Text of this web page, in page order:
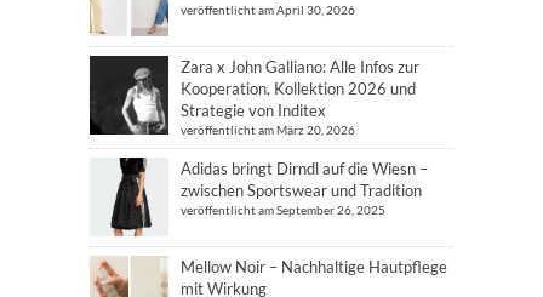
veröffentlicht am April 30, 2026
Zara x John Galliano: Alle Infos zur
Kooperation, Kollektion 2026 und
Strategie von Inditex
veröffentlicht am März 20, 2026
Adidas bringt Dirndl auf die Wiesn –
zwischen Sportswear und Tradition
veröffentlicht am September 26, 2025
Mellow Noir – Nachhaltige Hautpflege
mit Wirkung